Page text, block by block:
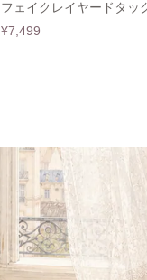
フェイクレイヤードタッ
¥7,499